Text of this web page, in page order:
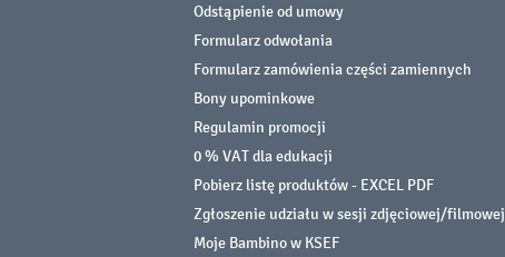
Odstąpienie od umowy
Formularz odwołania
Formularz zamówienia części zamiennych
Bony upominkowe
Regulamin promocji
0 % VAT dla edukacji
Pobierz listę produktów - EXCEL PDF
Zgłoszenie udziału w sesji zdjęciowej/filmowej
Moje Bambino w KSEF